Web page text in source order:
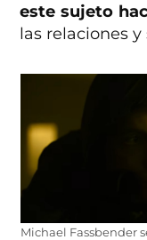
este sujeto
las relaciones y
Michael Fassbender